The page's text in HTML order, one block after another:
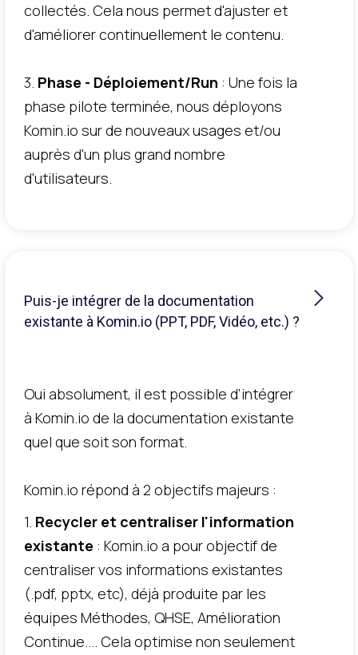
collectés. Cela nous permet d'ajuster et
d'améliorer continuellement le contenu.
3. Phase - Déploiement/Run : Une fois la
phase pilote terminée, nous déployons
Komin.io sur de nouveaux usages et/ou
auprès d'un plus grand nombre
d'utilisateurs.
Puis-je intégrer de la documentation
existante à Komin.io (PPT, PDF, Vidéo, etc.) ?
Oui absolument, il est possible d’intégrer
à Komin.io de la documentation existante
quel que soit son format.
Komin.io répond à 2 objectifs majeurs :
1. Recycler et centraliser l'information
existante : Komin.io a pour objectif de
centraliser vos informations existantes
(.pdf, pptx, etc), déjà produite par les
équipes Méthodes, QHSE, Amélioration
Continue.... Cela optimise non seulement